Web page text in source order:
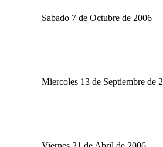
Sabado 7 de Octubre de 2006
Miercoles 13 de Septiembre de